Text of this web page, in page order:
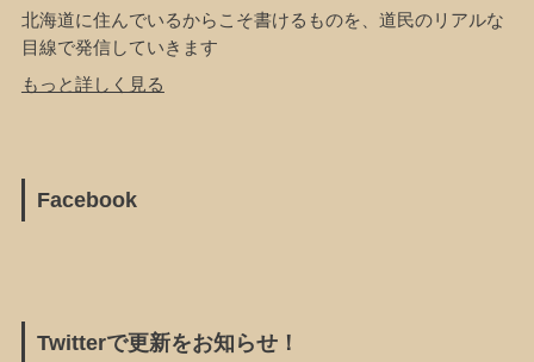
北海道に住んでいるからこそ書けるものを、道民のリアルな
目線で発信していきます
もっと詳しく見る
Facebook
Twitterで更新をお知らせ！